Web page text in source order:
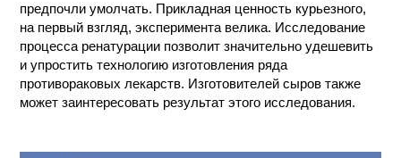
предпочли умолчать. Прикладная ценность курьезного,
на первый взгляд, эксперимента велика. Исследование
процесса ренатурации позволит значительно удешевить
и упростить технологию изготовления ряда
противораковых лекарств. Изготовителей сыров также
может заинтересовать результат этого исследования.